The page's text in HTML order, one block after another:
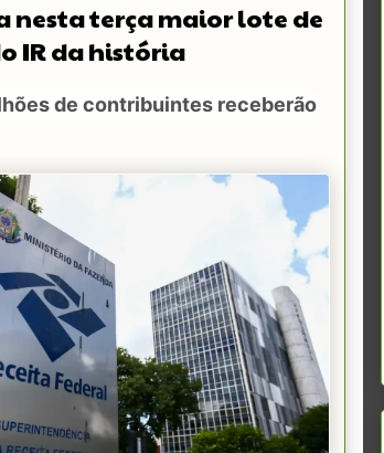
nesta terça maior lote de
IR da história
de contribuintes receberão